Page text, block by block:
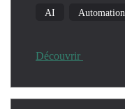
AI Automation
Découvrir